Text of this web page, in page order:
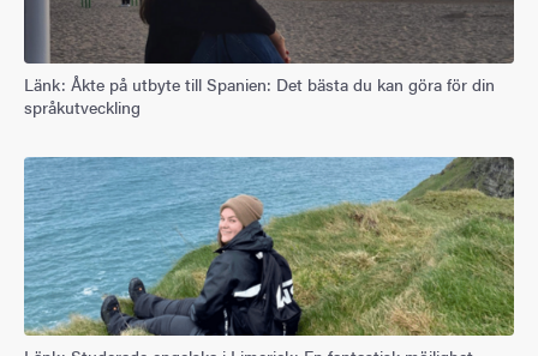
Länk: Åkte på utbyte till Spanien: Det bästa du kan göra för din
språkutveckling